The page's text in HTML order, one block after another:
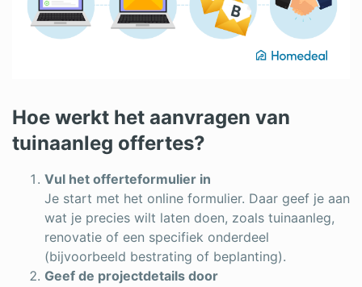
Hoe werkt het aanvragen van
tuinaanleg offertes?
Vul het offerteformulier in
Je start met het online formulier. Daar geef je aan
wat je precies wilt laten doen, zoals tuinaanleg,
renovatie of een specifiek onderdeel
(bijvoorbeeld bestrating of beplanting).
Geef de projectdetails door